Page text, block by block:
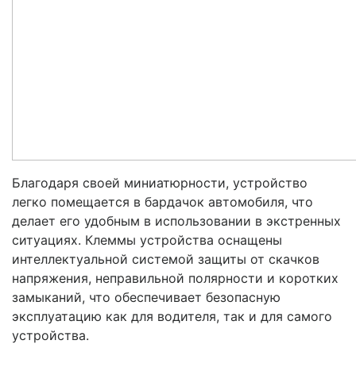
Благодаря своей миниатюрности, устройство
легко помещается в бардачок автомобиля, что
делает его удобным в использовании в экстренных
ситуациях. Клеммы устройства оснащены
интеллектуальной системой защиты от скачков
напряжения, неправильной полярности и коротких
замыканий, что обеспечивает безопасную
эксплуатацию как для водителя, так и для самого
устройства.